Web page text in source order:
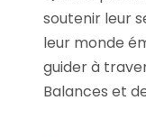
soutenir leur
leur monde
guider à
Balances et